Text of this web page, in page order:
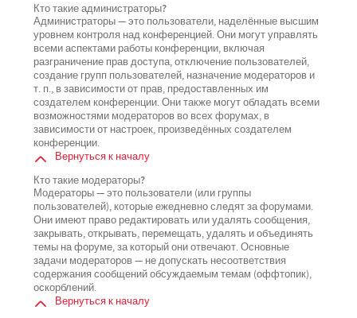
Кто такие администраторы?
Администраторы — это пользователи, наделённые высшим
уровнем контроля над конференцией. Они могут управлять
всеми аспектами работы конференции, включая
разграничение прав доступа, отключение пользователей,
создание групп пользователей, назначение модераторов и
т. п., в зависимости от прав, предоставленных им
создателем конференции. Они также могут обладать всеми
возможностями модераторов во всех форумах, в
зависимости от настроек, произведённых создателем
конференции.
Вернуться к началу
Кто такие модераторы?
Модераторы — это пользователи (или группы
пользователей), которые ежедневно следят за форумами.
Они имеют право редактировать или удалять сообщения,
закрывать, открывать, перемещать, удалять и объединять
темы на форуме, за который они отвечают. Основные
задачи модераторов — не допускать несоответствия
содержания сообщений обсуждаемым темам (оффтопик),
оскорблений.
Вернуться к началу